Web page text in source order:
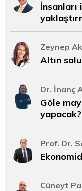
Zeynep
Altın
Dr. İnanç
Göle
yapacak?
Prof. Dr.
Cüneyt